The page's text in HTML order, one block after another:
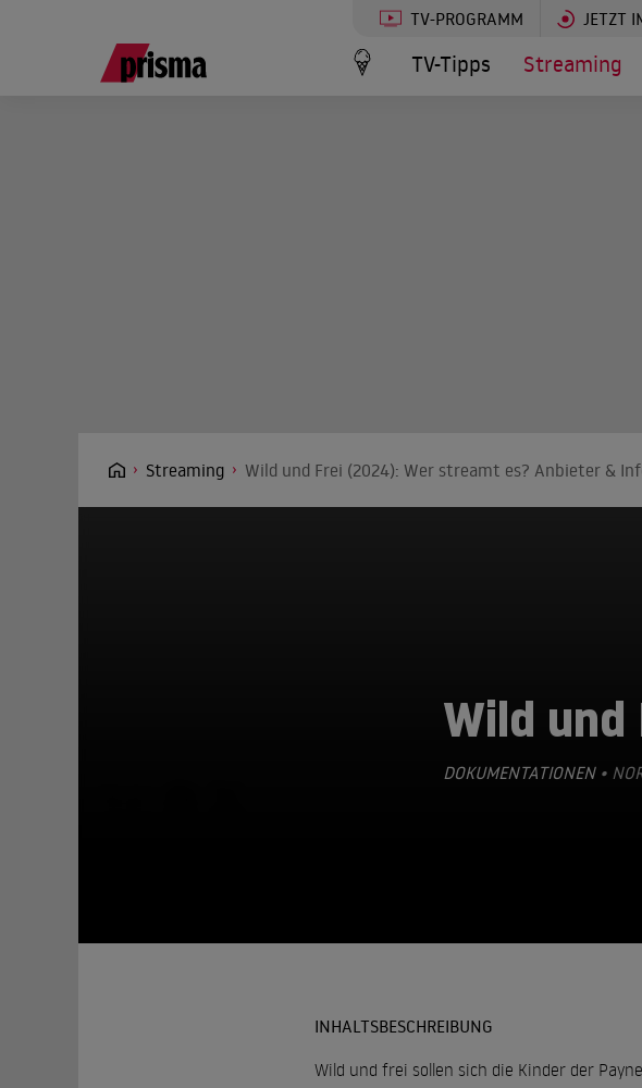
TV-PROGRAMM JETZT
TV-Tipps Streaming
Streaming Wild und Frei (2024): Wer streamt es? Anbieter &
Wild und
DOKUMENTATIONEN•
INHALTSBESCHREIBUNG
Wild und frei sollen sich die Kinder der